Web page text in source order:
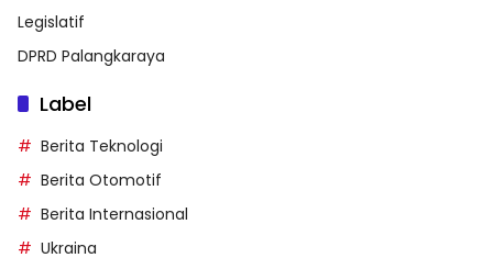
Legislatif
DPRD Palangkaraya
Label
Berita Teknologi
Berita Otomotif
Berita Internasional
Ukraina